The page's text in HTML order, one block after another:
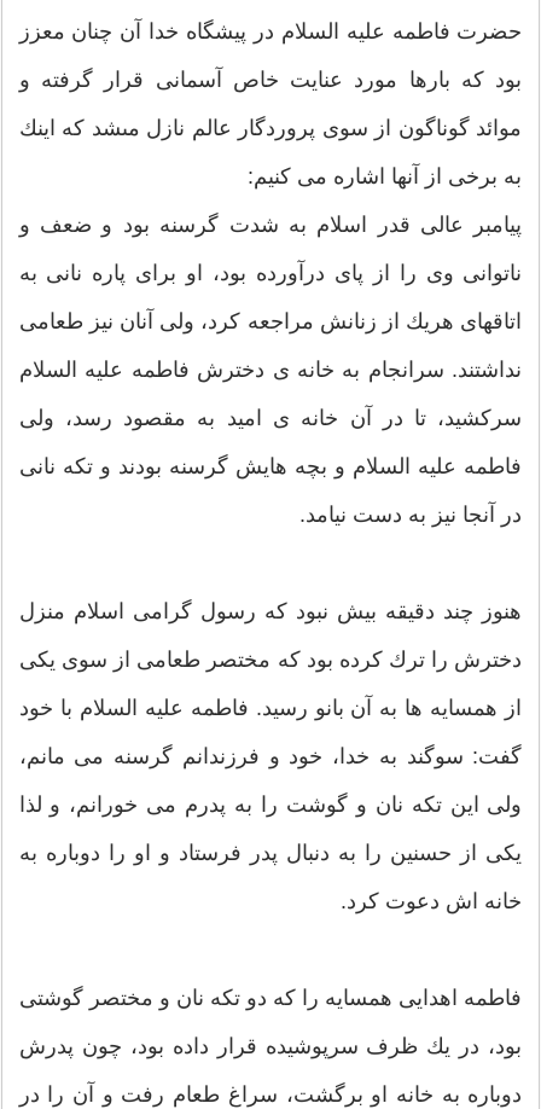
حضرت فاطمه عليه السلام در پيشگاه خدا آن چنان معزز
بود كه بارها مورد عنايت خاص آسمانى قرار گرفته و
موائد گوناگون از سوى پروردگار عالم نازل مى‏شد كه اينك
به برخى از آنها اشاره مى ‏كنيم:
پيامبر عالى قدر اسلام به شدت گرسنه بود و ضعف و
ناتوانى وى را از پاى درآورده بود، او براى پاره نانى به
اتاقهاى هريك از زنانش مراجعه كرد، ولى آنان نيز طعامى
نداشتند. سرانجام به خانه ‏ى دخترش فاطمه عليه السلام
سركشيد، تا در آن خانه‏ ى اميد به مقصود رسد، ولى
فاطمه عليه السلام و بچه‏ هايش گرسنه بودند و تكه‏ نانى
در آنجا نيز به دست نيامد.
هنوز چند دقيقه بيش نبود كه رسول گرامى اسلام منزل
دخترش را ترك كرده بود كه مختصر طعامى از سوى يكى
از همسايه‏ ها به آن بانو رسيد. فاطمه عليه السلام با خود
گفت: سوگند به خدا، خود و فرزندانم گرسنه مى‏ مانم،
ولى اين تكه نان و گوشت را به پدرم مى ‏خورانم، و لذا
يكى از حسنين را به دنبال پدر فرستاد و او را دوباره به
خانه ‏اش دعوت كرد.
فاطمه اهدايى همسايه را كه دو تكه نان و مختصر گوشتى
بود، در يك ظرف سرپوشيده قرار داده بود، چون پدرش
دوباره به خانه او برگشت، سراغ طعام رفت و آن را در